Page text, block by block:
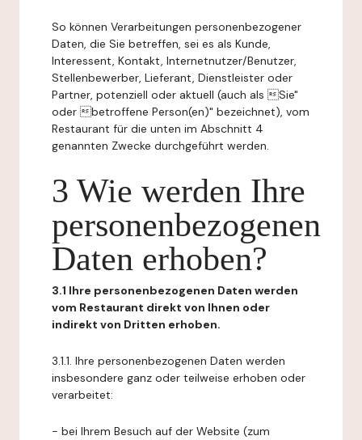
So können Verarbeitungen personenbezogener
Daten, die Sie betreffen, sei es als Kunde,
Interessent, Kontakt, Internetnutzer/Benutzer,
Stellenbewerber, Lieferant, Dienstleister oder
Partner, potenziell oder aktuell (auch als Sie"
oder betroffene Person(en)" bezeichnet), vom
Restaurant für die unten im Abschnitt 4
genannten Zwecke durchgeführt werden.
3 Wie werden Ihre
personenbezogenen
Daten erhoben?
3.1 Ihre personenbezogenen Daten werden
vom Restaurant direkt von Ihnen oder
indirekt von Dritten erhoben.
3.1.1. Ihre personenbezogenen Daten werden
insbesondere ganz oder teilweise erhoben oder
verarbeitet:
- bei Ihrem Besuch auf der Website (zum